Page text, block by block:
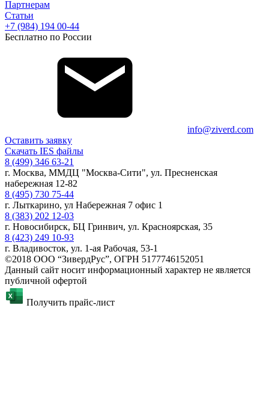
Партнерам
Статьи
+7 (984) 194 00-44
Бесплатно по России
info@ziverd.com
Оставить заявку
Скачать IES файлы
8 (499) 346 63-21
г. Москва, ММДЦ "Москва-Сити", ул. Пресненская
набережная 12-82
8 (495) 730 75-44
г. Лыткарино, ул Набережная 7 офис 1
8 (383) 202 12-03
г. Новосибирск, БЦ Гринвич, ул. Красноярская, 35
8 (423) 249 10-93
г. Владивосток, ул. 1-ая Рабочая, 53-1
©2018 ООО “ЗивердРус”, ОГРН 5177746152051
Данный сайт носит информационный характер не является
публичной офертой
Получить прайс-лист